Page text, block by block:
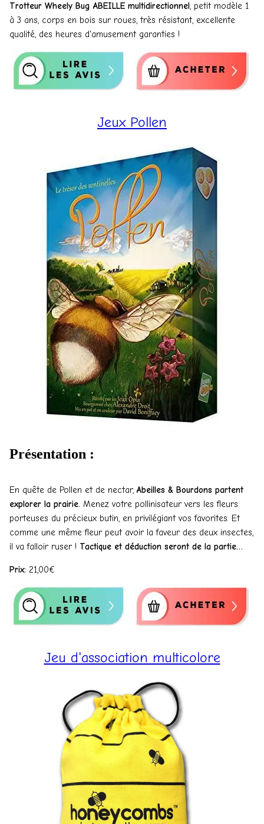
Trotteur Wheely Bug ABEILLE multidirectionnel, petit modèle 1
à 3 ans, corps en bois sur roues, très résistant, excellente
qualité, des heures d'amusement garanties !
Jeux Pollen
Présentation :
En quête de Pollen et de nectar, Abeilles & Bourdons partent
explorer la prairie. Menez votre pollinisateur vers les fleurs
porteuses du précieux butin, en privilégiant vos favorites. Et
comme une même fleur peut avoir la faveur des deux insectes,
il va falloir ruser ! Tactique et déduction seront de la partie…
Prix: 21,00€
Jeu d'association multicolore